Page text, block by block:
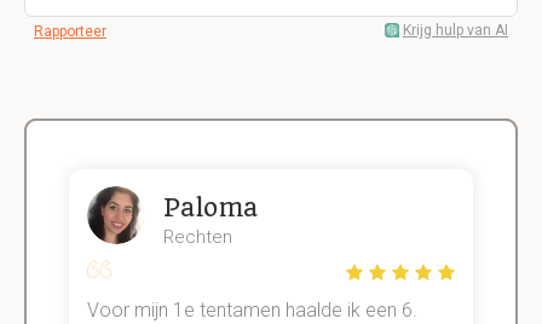
Rapporteer Krijg hulp van AI
Paloma
Rechten
Voor mijn 1e tentamen haalde ik een 6.